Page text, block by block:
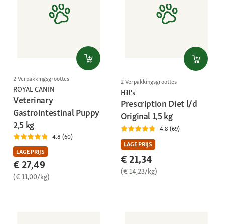
2 Verpakkingsgroottes
ROYAL CANIN
Veterinary
Gastrointestinal Puppy
2,5 kg
4.8 (60)
LAGE PRIJS
€ 27,49
(€ 11,00/kg)
2 Verpakkingsgroottes
Hill's
Prescription Diet l/d
Original 1,5 kg
4.8 (69)
LAGE PRIJS
€ 21,34
(€ 14,23/kg)